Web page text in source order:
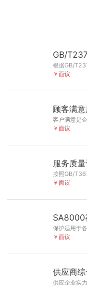
GB/
￥面议
顾客满
客户满意是
￥面议
服务质
￥面议
SA8000
￥面议
供应商
供应企业实